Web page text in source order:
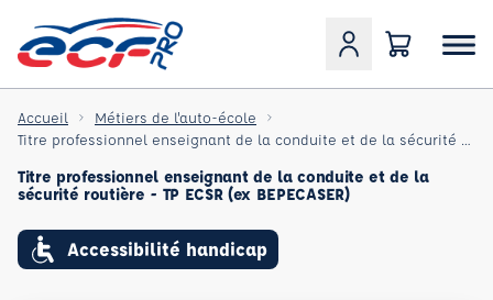
Accueil
Métiers de l'auto-école
Titre professionnel enseignant de la conduite et de la
sécurité routière - TP ECSR (ex BEPECASER)
Accessibilité handicap